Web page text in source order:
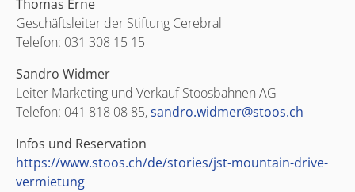
Thomas Erne
Geschäftsleiter der Stiftung Cerebral
Telefon: 031 308 15 15
Sandro Widmer
Leiter Marketing und Verkauf Stoosbahnen AG
Telefon: 041 818 08 85,sandro.widmer@stoos.ch
Infos und Reservation
https://www.stoos.ch/de/stories/jst-mountain-drive-
vermietung